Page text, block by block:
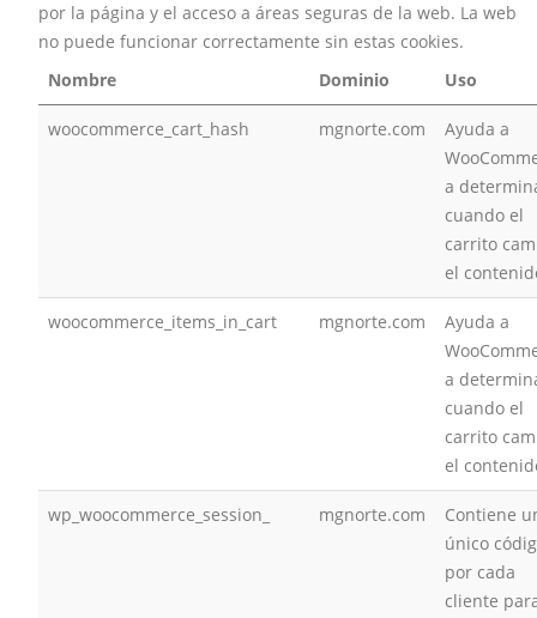
por la página y el acceso a áreas seguras de la web. La web
no puede funcionar correctamente sin estas cookies.
Nombre
Dominio Uso
woocommerce_cart_hash mgnorte.com
Ayuda a
a
cuando el
carrito
el
woocommerce_items_in_cart mgnorte.com
Ayuda a
a
cuando el
carrito
el
wp_woocommerce_session_ mgnorte.com
Contiene
único
por cada
cliente